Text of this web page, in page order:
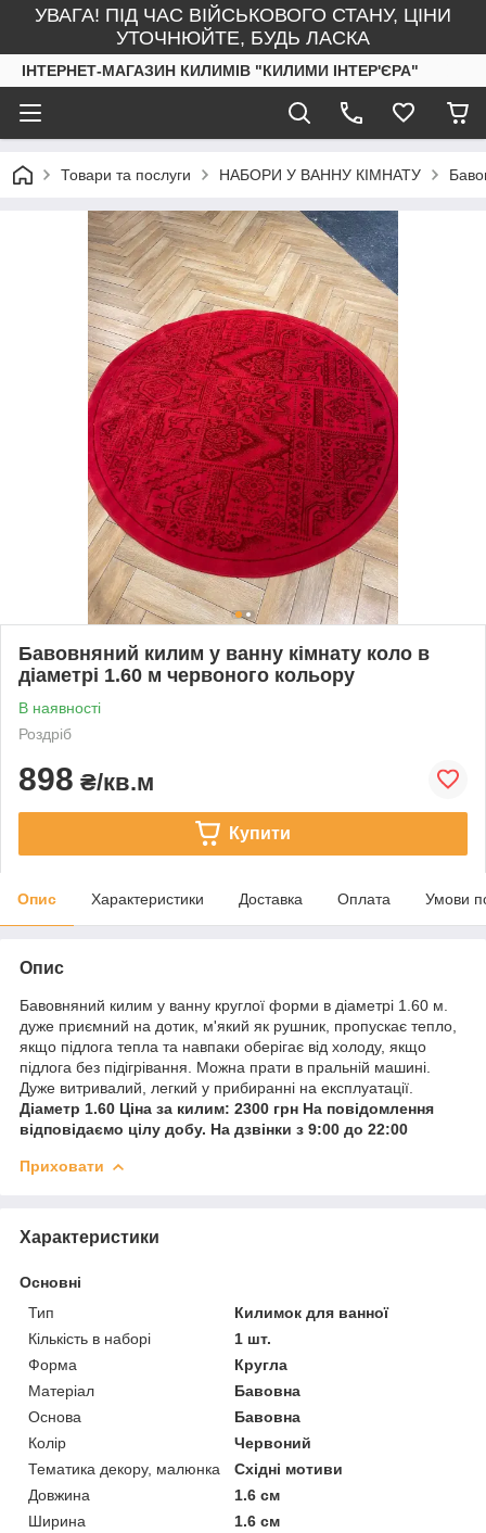
УВАГА! ПІД ЧАС ВІЙСЬКОВОГО СТАНУ, ЦІНИ
УТОЧНЮЙТЕ, БУДЬ ЛАСКА
ІНТЕРНЕТ-МАГАЗИН КИЛИМІВ "КИЛИМИ ІНТЕР'ЄРА"
Товари та послуги НАБОРИ У ВАННУ КІМНАТУ
Бавовняний килим у ванну кімнату коло в
діаметрі 1.60 м червоного кольору
В наявності
Роздріб
898 ₴/кв.м
Купити
Опис Характеристики Доставка Оплата Умови
Опис
Бавовняний килим у ванну круглої форми в діаметрі 1.60 м.
дуже приємний на дотик, м'який як рушник, пропускає тепло,
якщо підлога тепла та навпаки оберігає від холоду, якщо
підлога без підігрівання. Можна прати в пральній машині.
Дуже витривалий, легкий у прибиранні на експлуатації.
Діаметр 1.60 Ціна за килим: 2300 грн На повідомлення
відповідаємо цілу добу. На дзвінки з 9:00 до 22:00
Приховати
Характеристики
Основні
Тип
Килимок для ванної
Кількість в наборі
1 шт.
Форма
Кругла
Матеріал
Бавовна
Основа
Бавовна
Колір
Червоний
Тематика декору, малюнка
Східні мотиви
Довжина
1.6 см
Ширина
1.6 см